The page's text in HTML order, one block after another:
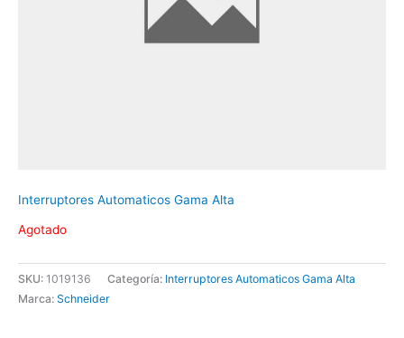
Interruptores Automaticos Gama Alta
Agotado
SKU: 1019136 Categoría: Interruptores Automaticos Gama Alta
Marca: Schneider